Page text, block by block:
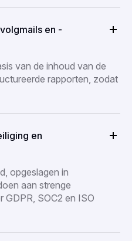
en -
van de inhoud van de
rapporten, zodat
en
opgeslagen in
aan strenge
GDPR, SOC2 en ISO